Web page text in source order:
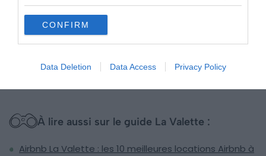
CONFIRM
Data Deletion Data Access Privacy Policy
l’un des quartiers où dormir à La Valette quand on est un
amoureux du shopping, des bars et de la fête.
Trouver un hôtel à Sliema
À lire aussi sur le guide La Valette :
Airbnb La Valette : les 10 meilleures locations Airbnb à